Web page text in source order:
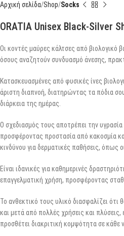
Αρχική σελίδα Shop Socks
ORATIA Unisex Black-Silver
Οι κοντές μαύρες κάλτσες από βιολογικό
όσους αναζητούν συνδυασμό άνεσης,
Κατασκευασμένες από φυσικές ίνες
άριστη διαπνοή, διατηρώντας τα πόδια
διάρκεια της ημέρας.
Ο σχεδιασμός τους αποτρέπει την
προσφέροντας προστασία από κακοσμία
κινδύνου για δερματικές παθήσεις, όπως
Είναι ιδανικές για καθημερινές
επαγγελματική χρήση, προσφέροντας
Το ανθεκτικό τους υλικό διασφαλίζει
και μετά από πολλές χρήσεις και
προσθέτει διακριτική κομψότητα σε κάθε